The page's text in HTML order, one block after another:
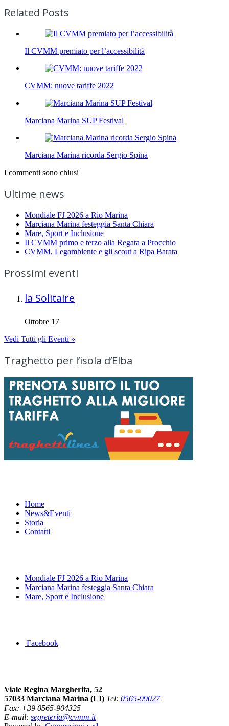
Related Posts
Il CVMM premiato per l’accessibilità
CVMM: nuove tariffe 2022
Marciana Marina SUP Festival
Marciana Marina ricorda Sergio Spina
I commenti sono chiusi
Ultime news
Mondiale FJ 2026 a Rio Marina
Marciana Marina festeggia Santa Chiara
Mare, Sport e Inclusione
Il CVMM primo e terzo alla Regata a Procchio
CVMM, Legambiente e gli scout a Ripa Barata
Prossimi eventi
la Solitaire
Ottobre 17
Vedi Tutti gli Eventi »
Traghetto per l’isola d’Elba
Home
News&Eventi
Storia
Contatti
Mondiale FJ 2026 a Rio Marina
Marciana Marina festeggia Santa Chiara
Mare, Sport e Inclusione
Facebook
Viale Regina Margherita, 52
57033 Marciana Marina (LI) Tel: 0565-99027
Fax: +39 0565-904325
E-mail: segreteria@cvmm.it